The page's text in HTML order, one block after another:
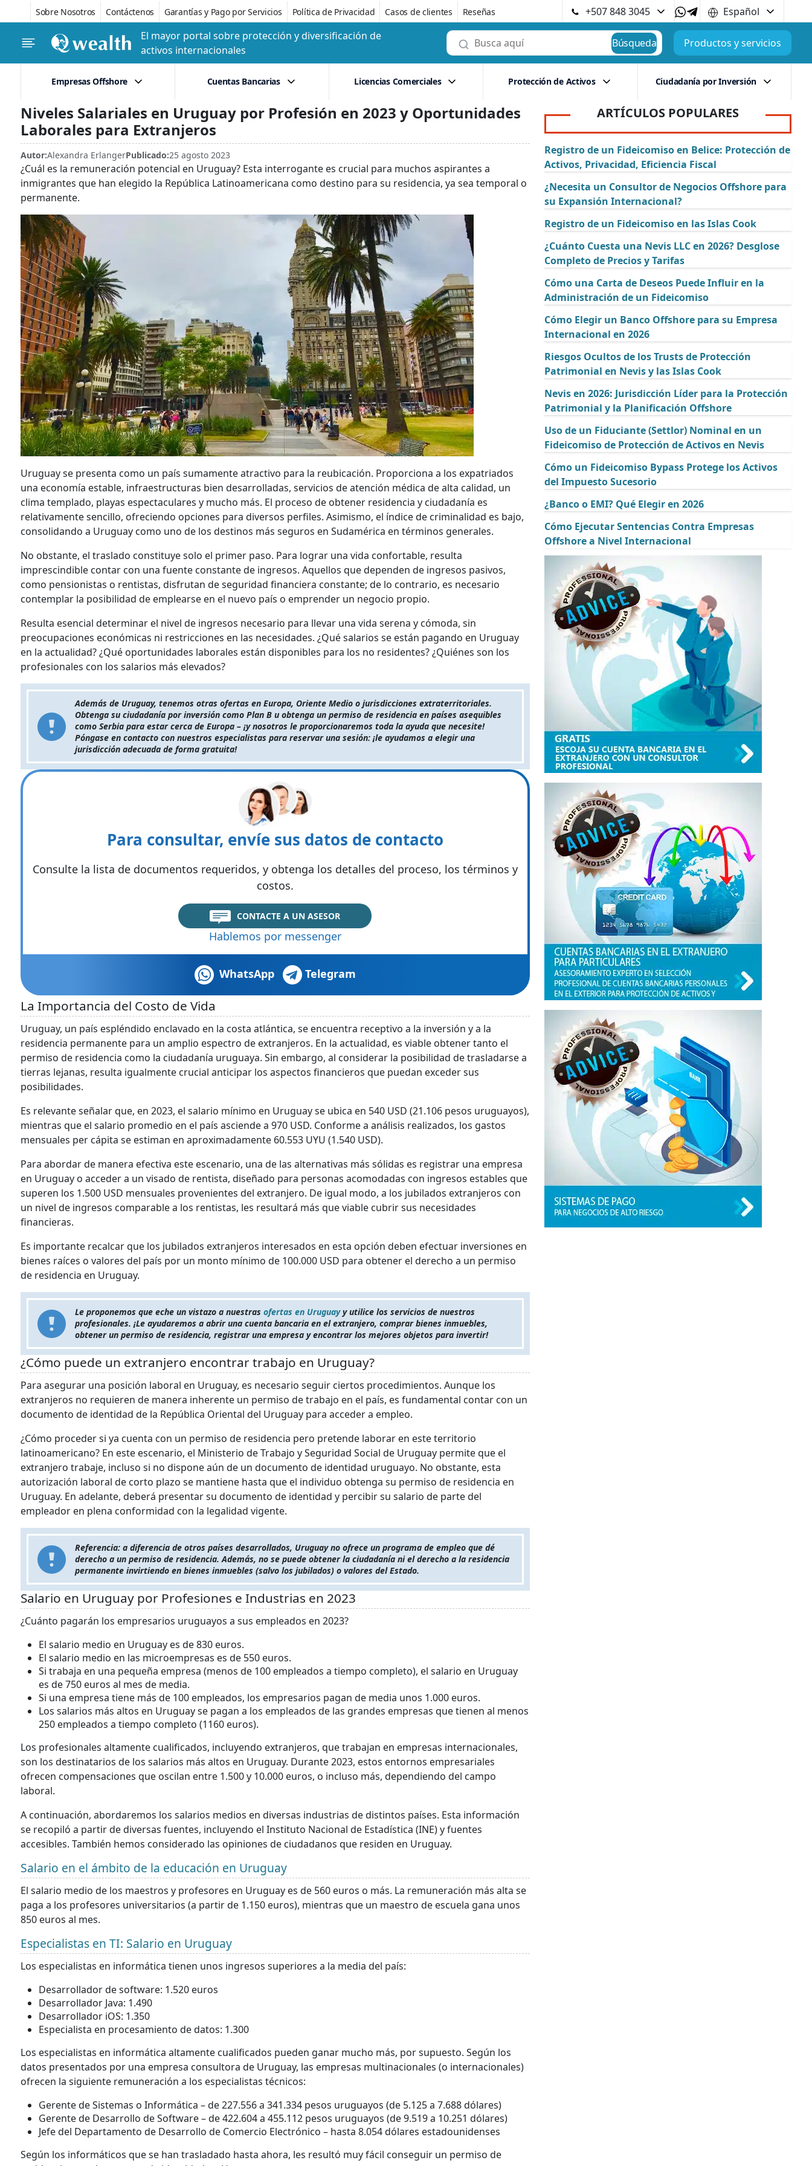
Sobre Nosotros Contáctenos Garantías y Pago por Servicios Política de Privacidad Casos de clientes Reseñas +507 848 3045
Español
El mayor portal sobre protección y diversificación de
activos internacionales
Búsqueda Productos y servicios
Empresas Offshore Cuentas Bancarias Licencias Comerciales Protección de Activos Ciudadanía por Inversión
Niveles Salariales en Uruguay por Profesión en 2023 y Oportunidades
Laborales para Extranjeros
Autor:Alexandra ErlangerPublicado:25 agosto 2023
¿Cuál es la remuneración potencial en Uruguay? Esta interrogante es crucial para muchos aspirantes a
inmigrantes que han elegido la República Latinoamericana como destino para su residencia, ya sea temporal o
permanente.
Uruguay se presenta como un país sumamente atractivo para la reubicación. Proporciona a los expatriados
una economía estable, infraestructuras bien desarrolladas, servicios de atención médica de alta calidad, un
clima templado, playas espectaculares y mucho más. El proceso de obtener residencia y ciudadanía es
relativamente sencillo, ofreciendo opciones para diversos perfiles. Asimismo, el índice de criminalidad es bajo,
consolidando a Uruguay como uno de los destinos más seguros en Sudamérica en términos generales.
No obstante, el traslado constituye solo el primer paso. Para lograr una vida confortable, resulta
imprescindible contar con una fuente constante de ingresos. Aquellos que dependen de ingresos pasivos,
como pensionistas o rentistas, disfrutan de seguridad financiera constante; de lo contrario, es necesario
contemplar la posibilidad de emplearse en el nuevo país o emprender un negocio propio.
Resulta esencial determinar el nivel de ingresos necesario para llevar una vida serena y cómoda, sin
preocupaciones económicas ni restricciones en las necesidades. ¿Qué salarios se están pagando en Uruguay
en la actualidad? ¿Qué oportunidades laborales están disponibles para los no residentes? ¿Quiénes son los
profesionales con los salarios más elevados?
Además de Uruguay, tenemos otras ofertas en Europa, Oriente Medio o jurisdicciones extraterritoriales.
Obtenga su ciudadanía por inversión como Plan B u obtenga un permiso de residencia en países asequibles
como Serbia para estar cerca de Europa – ¡y nosotros le proporcionaremos toda la ayuda que necesite!
Póngase en contacto con nuestros especialistas para reservar una sesión: ¡le ayudamos a elegir una
jurisdicción adecuada de forma gratuita!
Para consultar, envíe sus datos de contacto
Consulte la lista de documentos requeridos, y obtenga los detalles del proceso, los términos y
costos.
CONTACTE A UN ASESOR
Hablemos por messenger
WhatsApp Telegram
La Importancia del Costo de Vida
Uruguay, un país espléndido enclavado en la costa atlántica, se encuentra receptivo a la inversión y a la
residencia permanente para un amplio espectro de extranjeros. En la actualidad, es viable obtener tanto el
permiso de residencia como la ciudadanía uruguaya. Sin embargo, al considerar la posibilidad de trasladarse a
tierras lejanas, resulta igualmente crucial anticipar los aspectos financieros que puedan exceder sus
posibilidades.
Es relevante señalar que, en 2023, el salario mínimo en Uruguay se ubica en 540 USD (21.106 pesos uruguayos),
mientras que el salario promedio en el país asciende a 970 USD. Conforme a análisis realizados, los gastos
mensuales per cápita se estiman en aproximadamente 60.553 UYU (1.540 USD).
Para abordar de manera efectiva este escenario, una de las alternativas más sólidas es registrar una empresa
en Uruguay o acceder a un visado de rentista, diseñado para personas acomodadas con ingresos estables que
superen los 1.500 USD mensuales provenientes del extranjero. De igual modo, a los jubilados extranjeros con
un nivel de ingresos comparable a los rentistas, les resultará más que viable cubrir sus necesidades
financieras.
Es importante recalcar que los jubilados extranjeros interesados en esta opción deben efectuar inversiones en
bienes raíces o valores del país por un monto mínimo de 100.000 USD para obtener el derecho a un permiso
de residencia en Uruguay.
Le proponemos que eche un vistazo a nuestras ofertas en Uruguayy utilice los servicios de nuestros
profesionales. ¡Le ayudaremos a abrir una cuenta bancaria en el extranjero, comprar bienes inmuebles,
obtener un permiso de residencia, registrar una empresa y encontrar los mejores objetos para invertir!
¿Cómo puede un extranjero encontrar trabajo en Uruguay?
Para asegurar una posición laboral en Uruguay, es necesario seguir ciertos procedimientos. Aunque los
extranjeros no requieren de manera inherente un permiso de trabajo en el país, es fundamental contar con un
documento de identidad de la República Oriental del Uruguay para acceder a empleo.
¿Cómo proceder si ya cuenta con un permiso de residencia pero pretende laborar en este territorio
latinoamericano? En este escenario, el Ministerio de Trabajo y Seguridad Social de Uruguay permite que el
extranjero trabaje, incluso si no dispone aún de un documento de identidad uruguayo. No obstante, esta
autorización laboral de corto plazo se mantiene hasta que el individuo obtenga su permiso de residencia en
Uruguay. En adelante, deberá presentar su documento de identidad y percibir su salario de parte del
empleador en plena conformidad con la legalidad vigente.
Referencia: a diferencia de otros países desarrollados, Uruguay no ofrece un programa de empleo que dé
derecho a un permiso de residencia. Además, no se puede obtener la ciudadanía ni el derecho a la residencia
permanente invirtiendo en bienes inmuebles (salvo los jubilados) o valores del Estado.
Salario en Uruguay por Profesiones e Industrias en 2023
¿Cuánto pagarán los empresarios uruguayos a sus empleados en 2023?
El salario medio en Uruguay es de 830 euros.
El salario medio en las microempresas es de 550 euros.
Si trabaja en una pequeña empresa (menos de 100 empleados a tiempo completo), el salario en Uruguay
es de 750 euros al mes de media.
Si una empresa tiene más de 100 empleados, los empresarios pagan de media unos 1.000 euros.
Los salarios más altos en Uruguay se pagan a los empleados de las grandes empresas que tienen al menos
250 empleados a tiempo completo (1160 euros).
Los profesionales altamente cualificados, incluyendo extranjeros, que trabajan en empresas internacionales,
son los destinatarios de los salarios más altos en Uruguay. Durante 2023, estos entornos empresariales
ofrecen compensaciones que oscilan entre 1.500 y 10.000 euros, o incluso más, dependiendo del campo
laboral.
A continuación, abordaremos los salarios medios en diversas industrias de distintos países. Esta información
se recopiló a partir de diversas fuentes, incluyendo el Instituto Nacional de Estadística (INE) y fuentes
accesibles. También hemos considerado las opiniones de ciudadanos que residen en Uruguay.
Salario en el ámbito de la educación en Uruguay
El salario medio de los maestros y profesores en Uruguay es de 560 euros o más. La remuneración más alta se
paga a los profesores universitarios (a partir de 1.150 euros), mientras que un maestro de escuela gana unos
850 euros al mes.
Especialistas en TI: Salario en Uruguay
Los especialistas en informática tienen unos ingresos superiores a la media del país:
Desarrollador de software: 1.520 euros
Desarrollador Java: 1.490
Desarrollador iOS: 1.350
Especialista en procesamiento de datos: 1.300
Los especialistas en informática altamente cualificados pueden ganar mucho más, por supuesto. Según los
datos presentados por una empresa consultora de Uruguay, las empresas multinacionales (o internacionales)
ofrecen la siguiente remuneración a los especialistas técnicos:
Gerente de Sistemas o Informática – de 227.556 a 341.334 pesos uruguayos (de 5.125 a 7.688 dólares)
Gerente de Desarrollo de Software – de 422.604 a 455.112 pesos uruguayos (de 9.519 a 10.251 dólares)
Jefe del Departamento de Desarrollo de Comercio Electrónico – hasta 8.054 dólares estadounidenses
Según los informáticos que se han trasladado hasta ahora, les resultó muy fácil conseguir un permiso de
ARTÍCULOS POPULARES
Registro de un Fideicomiso en Belice: Protección de
Activos, Privacidad, Eficiencia Fiscal
¿Necesita un Consultor de Negocios Offshore para
su Expansión Internacional?
Registro de un Fideicomiso en las Islas Cook
¿Cuánto Cuesta una Nevis LLC en 2026? Desglose
Completo de Precios y Tarifas
Cómo una Carta de Deseos Puede Influir en la
Administración de un Fideicomiso
Cómo Elegir un Banco Offshore para su Empresa
Internacional en 2026
Riesgos Ocultos de los Trusts de Protección
Patrimonial en Nevis y las Islas Cook
Nevis en 2026: Jurisdicción Líder para la Protección
Patrimonial y la Planificación Offshore
Uso de un Fiduciante (Settlor) Nominal en un
Fideicomiso de Protección de Activos en Nevis
Cómo un Fideicomiso Bypass Protege los Activos
del Impuesto Sucesorio
¿Banco o EMI? Qué Elegir en 2026
Cómo Ejecutar Sentencias Contra Empresas
Offshore a Nivel Internacional